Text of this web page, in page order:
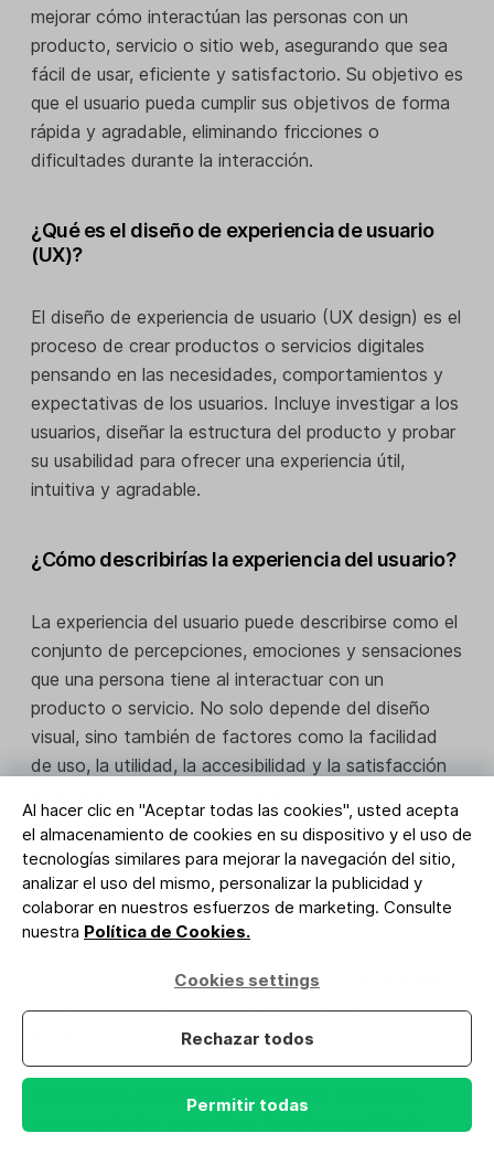
Al hacer clic en "Aceptar todas las cookies", usted acepta
el almacenamiento de cookies en su dispositivo y el uso de
tecnologías similares para mejorar la navegación del sitio,
analizar el uso del mismo, personalizar la publicidad y
colaborar en nuestros esfuerzos de marketing. Consulte
nuestra Política de Cookies.
Cookies settings
Rechazar todos
Permitir todas
mejorar cómo interactúan las personas con un
producto, servicio o sitio web, asegurando que sea
fácil de usar, eficiente y satisfactorio. Su objetivo es
que el usuario pueda cumplir sus objetivos de forma
rápida y agradable, eliminando fricciones o
dificultades durante la interacción.
¿Qué es el diseño de experiencia de usuario
(UX)?
El diseño de experiencia de usuario (UX design) es el
proceso de crear productos o servicios digitales
pensando en las necesidades, comportamientos y
expectativas de los usuarios. Incluye investigar a los
usuarios, diseñar la estructura del producto y probar
su usabilidad para ofrecer una experiencia útil,
intuitiva y agradable.
¿Cómo describirías la experiencia del usuario?
La experiencia del usuario puede describirse como el
conjunto de percepciones, emociones y sensaciones
que una persona tiene al interactuar con un
producto o servicio. No solo depende del diseño
visual, sino también de factores como la facilidad
de uso, la utilidad, la accesibilidad y la satisfacción
¿Cuáles son los 5 elementos de la experiencia
del usuario?
compone de cinco elementos o niveles:
(objetivos del negocio y necesidades del usuario),
(funciones y contenidos del producto),
estructura(organización de la información e
esqueleto
(disposición de elementos